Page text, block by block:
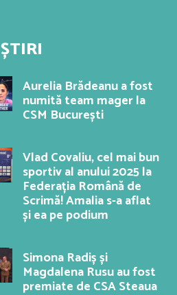
ȘTIRI
Aurelia Brădeanu a fost
numită team mager la
CSM București
Vlad Covaliu, cel mai bun
sportiv al anului 2025 la
Federația Română de
Scrimă! Amalia s-a aflat
și ea pe podium
Simona Radiș și
Magdalena Rusu au fost
premiate de CSA Steaua